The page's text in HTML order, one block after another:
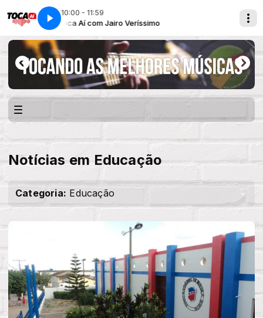
10:00 - 11:59
Toca Aí com Jairo Veríssimo Toca Aí
Notícias em Educação
Categoria: Educação